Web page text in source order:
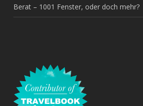
Berat – 1001 Fenster, oder doch mehr?